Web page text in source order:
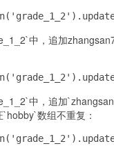
中，追加
中，追加
数组不重复：